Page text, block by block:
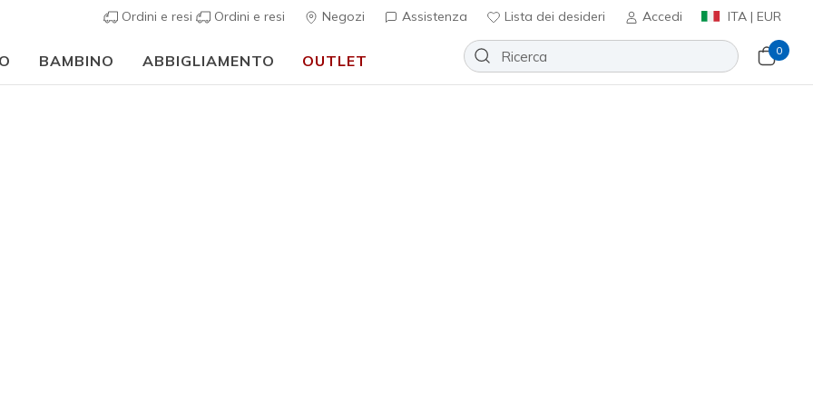
Ordini e resi Ordini e resi Negozi Assistenza Lista dei desideri Accedi ITA | EUR
BAMBINO ABBIGLIAMENTO OUTLET
0